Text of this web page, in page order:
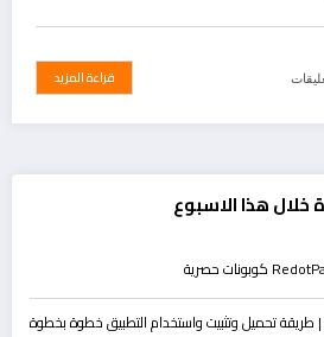
قراءة المزيد
هذا الاسبوع